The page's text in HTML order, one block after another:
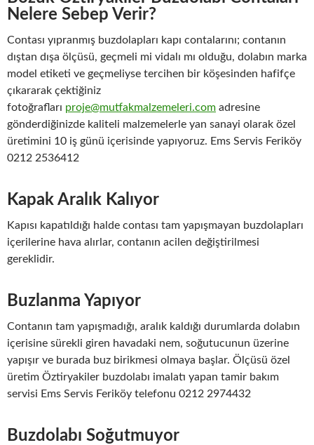
Nelere Sebep Verir?
Contası yıpranmış buzdolapları kapı contalarını; contanın
dıştan dışa ölçüsü, geçmeli mi vidalı mı olduğu, dolabın marka
model etiketi ve geçmeliyse tercihen bir köşesinden hafifçe
çıkararak çektiğiniz
fotoğrafları proje@mutfakmalzemeleri.com adresine
gönderdiğinizde kaliteli malzemelerle yan sanayi olarak özel
üretimini 10 iş günü içerisinde yapıyoruz. Ems Servis Feriköy
0212 2536412
Kapak Aralık Kalıyor
Kapısı kapatıldığı halde contası tam yapışmayan buzdolapları
içerilerine hava alırlar, contanın acilen değiştirilmesi
gereklidir.
Buzlanma Yapıyor
Contanın tam yapışmadığı, aralık kaldığı durumlarda dolabın
içerisine sürekli giren havadaki nem, soğutucunun üzerine
yapışır ve burada buz birikmesi olmaya başlar. Ölçüsü özel
üretim Öztiryakiler buzdolabı imalatı yapan tamir bakım
servisi Ems Servis Feriköy telefonu 0212 2974432
Buzdolabı Soğutmuyor